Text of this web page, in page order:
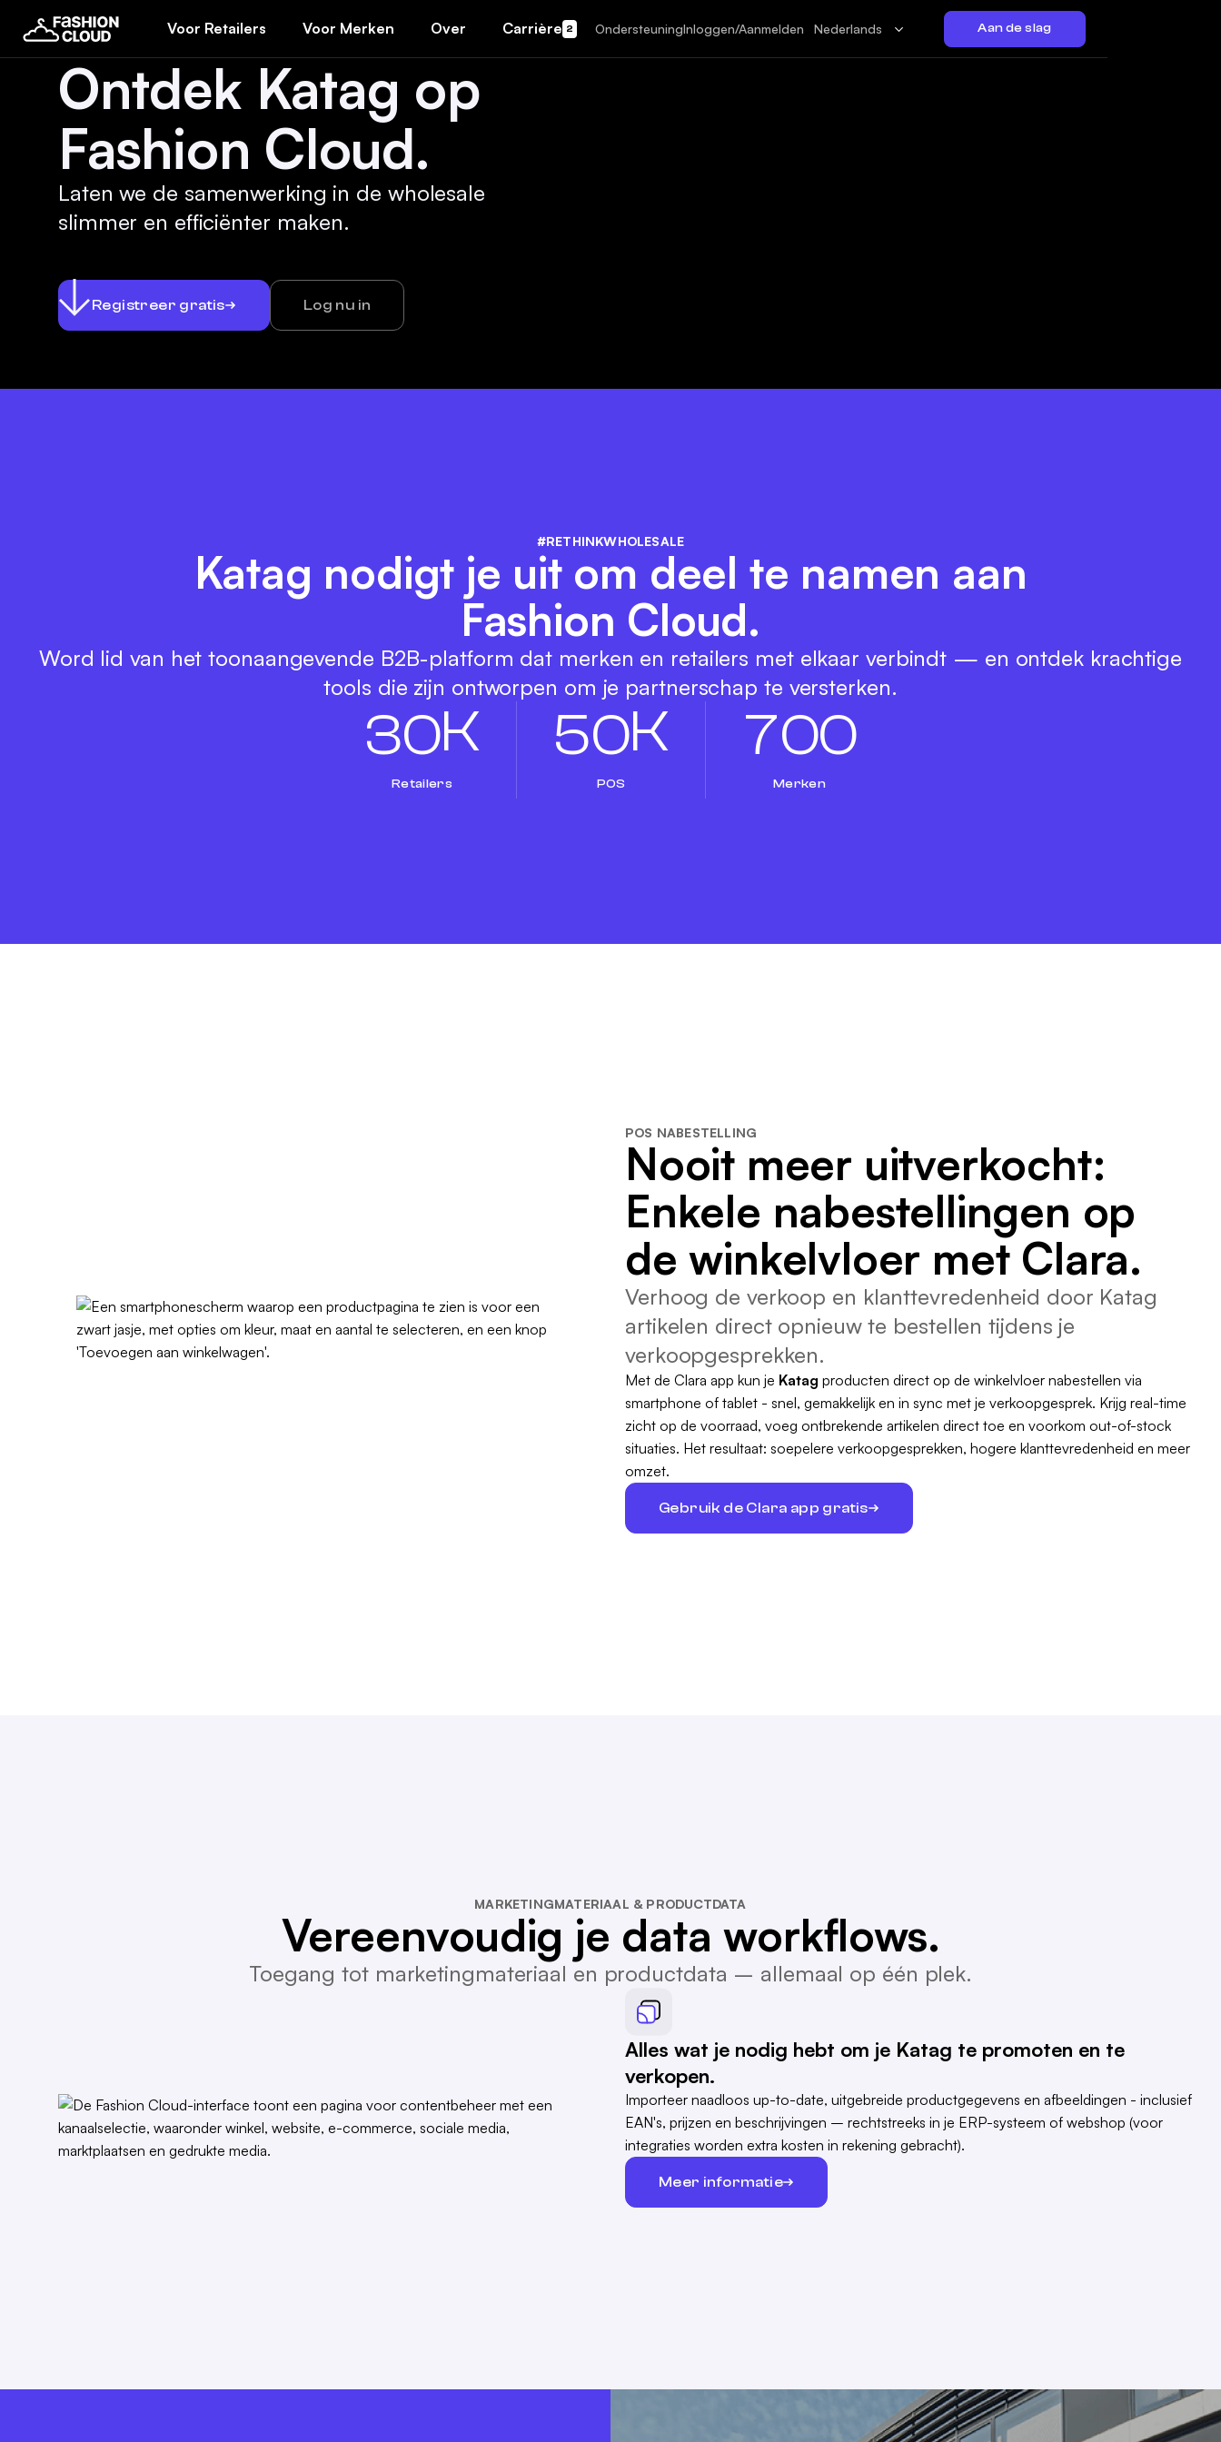
Voor Retailers Voor Merken Over Carrière 2 OndersteuningInloggen/Aanmelden Nederlands Aan de slag
Ontdek Katag op
Fashion Cloud.
Laten we de samenwerking in de wholesale
slimmer en efficiënter maken.
Registreer gratis Log nu in
#RETHINKWHOLESALE
Katag nodigt je uit om deel te namen aan
Fashion Cloud.
Word lid van het toonaangevende B2B-platform dat merken en retailers met elkaar verbindt — en ontdek krachtige
tools die zijn ontworpen om je partnerschap te versterken.
30K
Retailers
50K
POS
700
Merken
POS NABESTELLING
Nooit meer uitverkocht:
Enkele nabestellingen op
de winkelvloer met Clara.
Verhoog de verkoop en klanttevredenheid door Katag
artikelen direct opnieuw te bestellen tijdens je
verkoopgesprekken.
Met de Clara app kun je Katag producten direct op de winkelvloer nabestellen via
smartphone of tablet - snel, gemakkelijk en in sync met je verkoopgesprek. Krijg real-time
zicht op de voorraad, voeg ontbrekende artikelen direct toe en voorkom out-of-stock
situaties. Het resultaat: soepelere verkoopgesprekken, hogere klanttevredenheid en meer
omzet.
Gebruik de Clara app gratis
MARKETINGMATERIAAL & PRODUCTDATA
Vereenvoudig je data workflows.
Toegang tot marketingmateriaal en productdata – allemaal op één plek.
Alles wat je nodig hebt om je Katag te promoten en te
verkopen.
Importeer naadloos up-to-date, uitgebreide productgegevens en afbeeldingen - inclusief
EAN's, prijzen en beschrijvingen – rechtstreeks in je ERP-systeem of webshop (voor
integraties worden extra kosten in rekening gebracht).
Meer informatie